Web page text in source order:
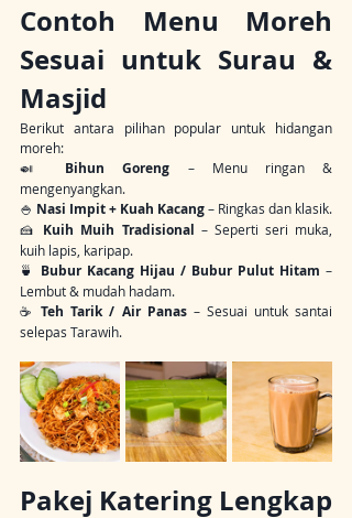
Contoh Menu Moreh
Sesuai untuk Surau &
Masjid
Berikut antara pilihan popular untuk hidangan
moreh:
🍛 Bihun Goreng – Menu ringan &
mengenyangkan.
🍚 Nasi Impit + Kuah Kacang – Ringkas dan klasik.
🍰 Kuih Muih Tradisional – Seperti seri muka,
kuih lapis, karipap.
🍵 Bubur Kacang Hijau / Bubur Pulut Hitam –
Lembut & mudah hadam.
☕ Teh Tarik / Air Panas – Sesuai untuk santai
selepas Tarawih.
Pakej Katering Lengkap